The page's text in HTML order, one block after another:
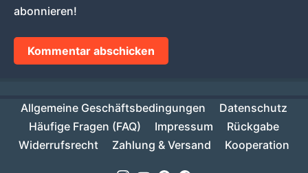
abonnieren!
Allgemeine Geschäftsbedingungen
Datenschutz
Häufige Fragen (FAQ)
Impressum
Rückgabe
Widerrufsrecht
Zahlung & Versand Kooperation